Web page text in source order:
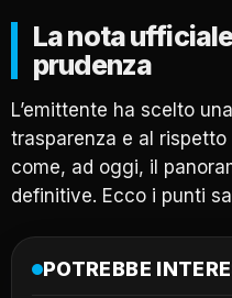
La nota
prudenza
L’emittente ha scelto
trasparenza e al
come, ad oggi, il
definitive. Ecco i punti
POTREBBE